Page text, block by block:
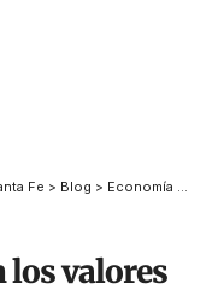
Fe > Blog > Economía
los valores